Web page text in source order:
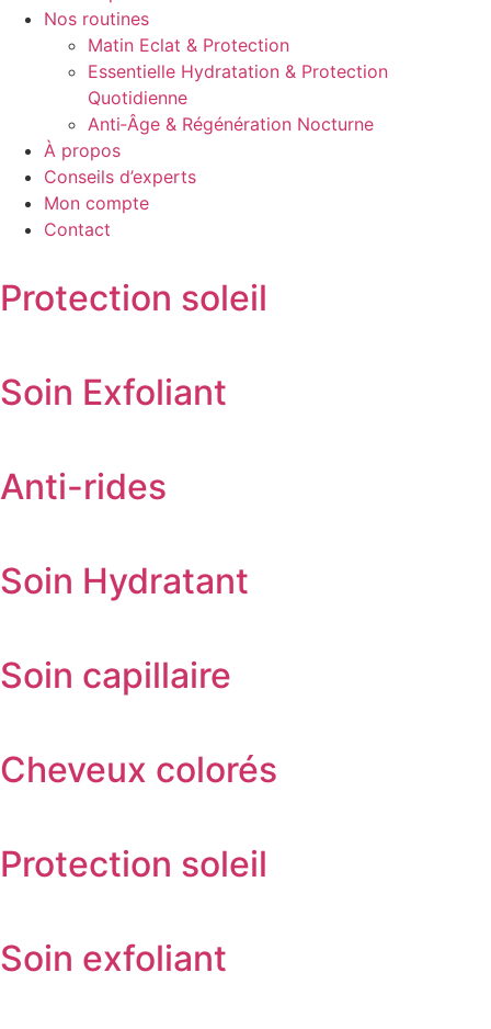
Nos routines
Matin Eclat & Protection
Essentielle Hydratation & Protection
Quotidienne
Anti‑Âge & Régénération Nocturne
À propos
Conseils d’experts
Mon compte
Contact
Protection soleil
Soin Exfoliant
Anti-rides
Soin Hydratant
Soin capillaire
Cheveux colorés
Protection soleil
Soin exfoliant